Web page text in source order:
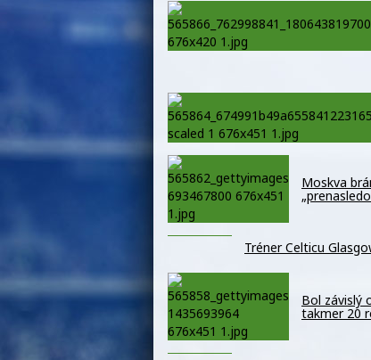
Moskva
Tréner Celticu
Bol závislý
takmer 20